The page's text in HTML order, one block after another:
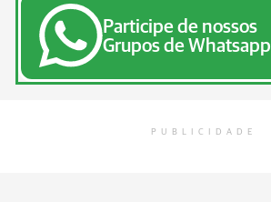
Participe de nossos
Grupos de Whatsapp
PUBLICIDADE